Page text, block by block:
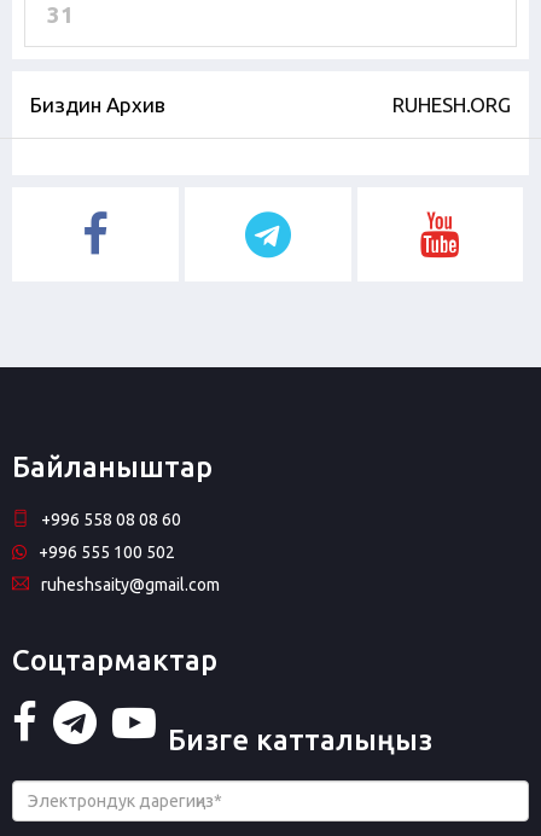
31
Биздин Архив RUHESH.ORG
Байланыштар
+996 558 08 08 60
+996 555 100 502
ruheshsaity@gmail.com
Соцтармактар
Бизге катталыңыз